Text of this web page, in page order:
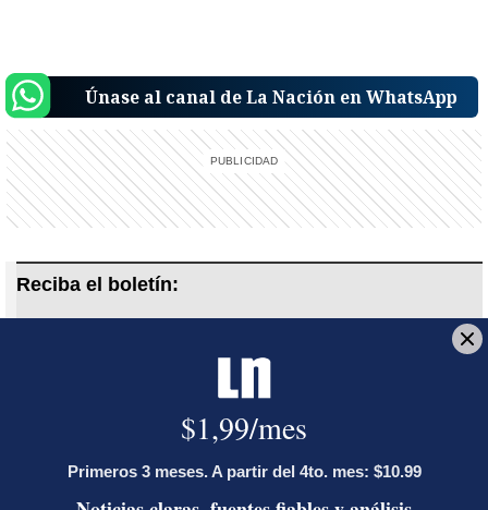
Únase al canal de La Nación en WhatsApp
Reciba el boletín:
Noticias de última hora, en tiempo real
Deseo recibir comunicaciones